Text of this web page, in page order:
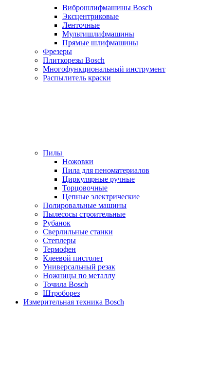
Виброшлифмашины Bosch
Эксцентриковые
Ленточные
Мультишлифмашины
Прямые шлифмашины
Фрезеры
Плиткорезы Bosch
Многофункциональный инструмент
Распылитель краски
Пилы
Ножовки
Пила для пеноматериалов
Циркулярные ручные
Торцовочные
Цепные электрические
Полировальные машины
Пылесосы cтроительные
Рубанок
Сверлильные станки
Степлеры
Термофен
Клеевой пистолет
Универсальный резак
Ножницы по металлу
Точила Bosch
Штроборез
Измерительная техника Bosch